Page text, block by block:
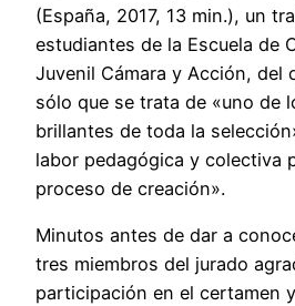
(España, 2017, 13 min.), un
estudiantes de la Escuela de
Juvenil Cámara y Acción, del
sólo que se trata de «uno de
brillantes de toda la
labor pedagógica y colectiva
proceso de creación».
Minutos antes de dar a
tres miembros del jurado
participación en el certamen